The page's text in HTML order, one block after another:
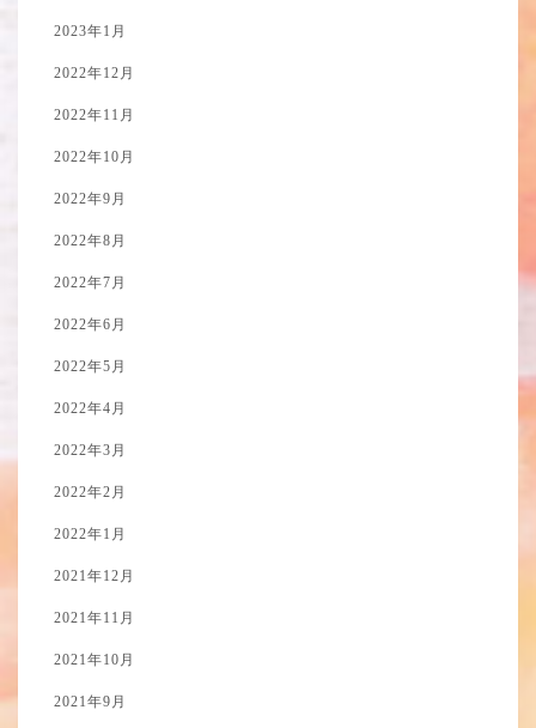
2023年1月
2022年12月
2022年11月
2022年10月
2022年9月
2022年8月
2022年7月
2022年6月
2022年5月
2022年4月
2022年3月
2022年2月
2022年1月
2021年12月
2021年11月
2021年10月
2021年9月